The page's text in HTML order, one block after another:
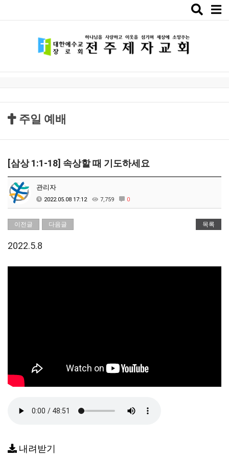
Toggle
주일 예배
[삼상 1:1-18] 속상할 때 기도하세요
관리자
2022.05.08 17:12 7,759 0
이전글 다음글 목록
2022.5.8
내려받기